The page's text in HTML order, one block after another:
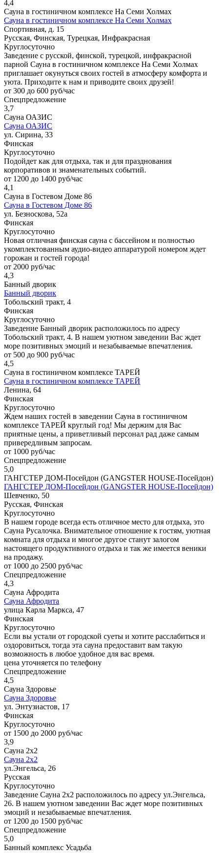
4,4
Сауна в гостиничном комплексе На Семи Холмах
Сауна в гостиничном комплексе На Семи Холмах
Спортивная, д. 15
Русская, Финская, Турецкая, Инфракрасная
Круглосуточно
Заведение с русской, финской, турецкой, инфракрасной
парной Сауна в гостиничном комплексе На Семи Холмах
приглашает окунуться своих гостей в атмосферу комфорта и
уюта. Приходите к нам и приводите своих друзей!
от 300 до 600 руб/час
Спецпредложение
3,7
Сауна ОАЗИС
Сауна ОАЗИС
ул. Сирина, 33
Финская
Круглосуточно
Подойдет как для отдыха, так и для празднования
корпоративов и знаменательных событий.
от 1200 до 1400 руб/час
4,1
Сауна в Гостевом Доме 86
Сауна в Гостевом Доме 86
ул. Безноскова, 52а
Финская
Круглосуточно
Новая отличная финская сауна с бассейном и полностью
укомплектованным аудио-видео аппаратурой номером ждет
горожан и гостей города!
от 2000 руб/час
4,3
Банный дворик
Банный дворик
Тобольский тракт, 4
Финская
Круглосуточно
Заведение Банный дворик расположилось по адресу
Тобольский тракт, 4. В нашем уютном заведении Вас ждет
море позитивных эмоций и незабываемые впечатления.
от 500 до 900 руб/час
4,5
Сауна в гостиничном комплексе ТАРЕЙ
Сауна в гостиничном комплексе ТАРЕЙ
Ленина, 64
Финская
Круглосуточно
Ждем наших гостей в заведении Сауна в гостиничном
комплексе ТАРЕЙ круглый год! Мы держим для Вас
приятные цены, а приветливый персонал рад даже самым
привередливым запросам.
от 1000 руб/час
Спецпредложение
5,0
ГАНГСТЕР ДОМ-Посейдон (GANGSTER HOUSE-Посейдон)
ГАНГСТЕР ДОМ-Посейдон (GANGSTER HOUSE-Посейдон)
Шевченко, 50
Русская, Финская
Круглосуточно
В нашем городе всегда есть отличное место для отдыха, это
Сауна Русалочка. Внимательное отношение к гостям, уютная
комната для отдыха и многое другое станут залогом
настоящего продуктивного отдыха и так же имеется веники
на продажу.
от 1000 до 2500 руб/час
Спецпредложение
4,3
Сауна Афродита
Сауна Афродита
улица Карла Маркса, 47
Финская
Круглосуточно
Если вы устали от городской суеты и хотите расслабиться и
оздоровиться, тогда эта сауна предоставит вам такую
возможность в любое удобное для вас время.
цена уточняется по телефону
Спецпредложение
4,5
Сауна Здоровье
Сауна Здоровье
ул. Энтузиастов, 17
Финская
Круглосуточно
от 1500 до 2000 руб/час
3,9
Сауна 2х2
Сауна 2х2
ул.Энгельса, 26
Русская
Круглосуточно
Заведение Сауна 2х2 расположилось по адресу ул.Энгельса,
26. В нашем уютном заведении Вас ждет море позитивных
эмоций и незабываемые впечатления.
от 1200 до 1500 руб/час
Спецпредложение
5,0
Банный комплекс Усадьба